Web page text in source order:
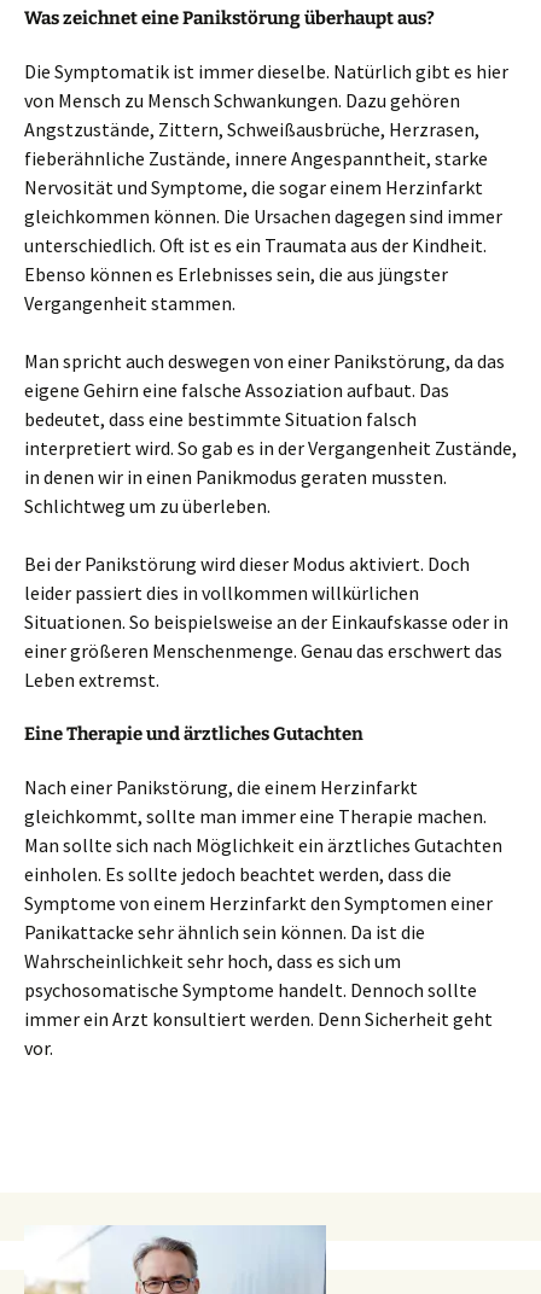
Was zeichnet eine Panikstörung überhaupt aus?
Die Symptomatik ist immer dieselbe. Natürlich gibt es hier
von Mensch zu Mensch Schwankungen. Dazu gehören
Angstzustände, Zittern, Schweißausbrüche, Herzrasen,
fieberähnliche Zustände, innere Angespanntheit, starke
Nervosität und Symptome, die sogar einem Herzinfarkt
gleichkommen können. Die Ursachen dagegen sind immer
unterschiedlich. Oft ist es ein Traumata aus der Kindheit.
Ebenso können es Erlebnisses sein, die aus jüngster
Vergangenheit stammen.
Man spricht auch deswegen von einer Panikstörung, da das
eigene Gehirn eine falsche Assoziation aufbaut. Das
bedeutet, dass eine bestimmte Situation falsch
interpretiert wird. So gab es in der Vergangenheit Zustände,
in denen wir in einen Panikmodus geraten mussten.
Schlichtweg um zu überleben.
Bei der Panikstörung wird dieser Modus aktiviert. Doch
leider passiert dies in vollkommen willkürlichen
Situationen. So beispielsweise an der Einkaufskasse oder in
einer größeren Menschenmenge. Genau das erschwert das
Leben extremst.
Eine Therapie und ärztliches Gutachten
Nach einer Panikstörung, die einem Herzinfarkt
gleichkommt, sollte man immer eine Therapie machen.
Man sollte sich nach Möglichkeit ein ärztliches Gutachten
einholen. Es sollte jedoch beachtet werden, dass die
Symptome von einem Herzinfarkt den Symptomen einer
Panikattacke sehr ähnlich sein können. Da ist die
Wahrscheinlichkeit sehr hoch, dass es sich um
psychosomatische Symptome handelt. Dennoch sollte
immer ein Arzt konsultiert werden. Denn Sicherheit geht
vor.